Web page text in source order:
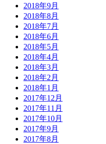
2018年9月
2018年8月
2018年7月
2018年6月
2018年5月
2018年4月
2018年3月
2018年2月
2018年1月
2017年12月
2017年11月
2017年10月
2017年9月
2017年8月